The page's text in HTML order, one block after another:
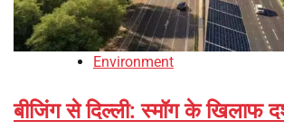
Environment
बीजिंग से दिल्ली: स्मॉग के खिलाफ